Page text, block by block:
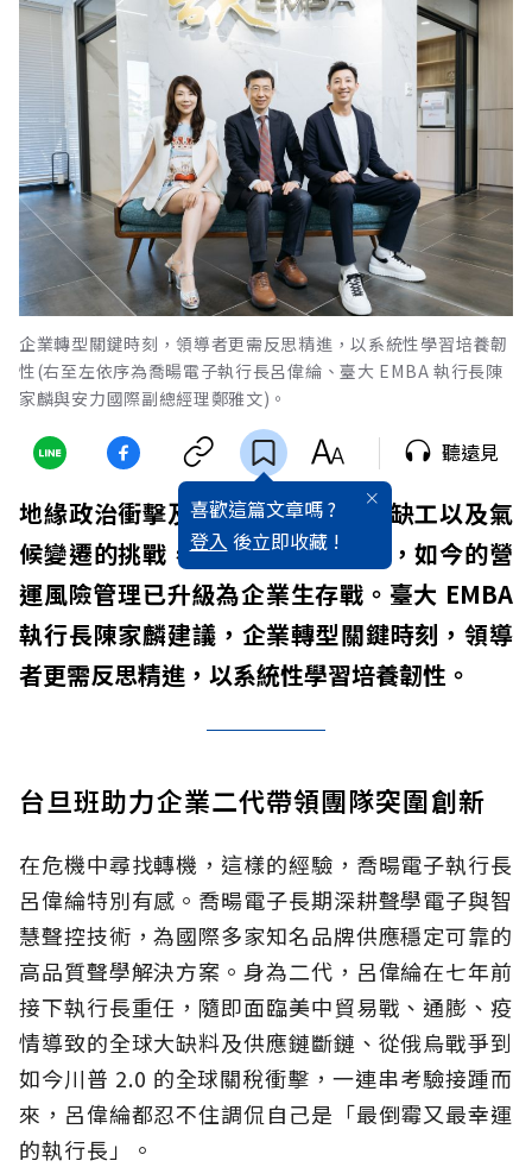
企業轉型關鍵時刻，領導者更需反思精進，以系統性學習培養韌
性(右至左依序為喬暘電子執行長呂偉綸、臺大 EMBA 執行長陳
家麟與安力國際副總經理鄭雅文)。
喜歡這篇文章嗎 ?
登入 後立即收藏 !
聽遠見
地緣政治衝擊及技術變革，再加上缺工以及氣
候變遷的挑戰，讓不少領導者感嘆，如今的營
運風險管理已升級為企業生存戰。臺大 EMBA
執行長陳家麟建議，企業轉型關鍵時刻，領導
者更需反思精進，以系統性學習培養韌性。
台旦班助力企業二代帶領團隊突圍創新
在危機中尋找轉機，這樣的經驗，喬暘電子執行長
呂偉綸特別有感。喬暘電子長期深耕聲學電子與智
慧聲控技術，為國際多家知名品牌供應穩定可靠的
高品質聲學解決方案。身為二代，呂偉綸在七年前
接下執行長重任，隨即面臨美中貿易戰、通膨、疫
情導致的全球大缺料及供應鏈斷鏈、從俄烏戰爭到
如今川普 2.0 的全球關稅衝擊，一連串考驗接踵而
來，呂偉綸都忍不住調侃自己是「最倒霉又最幸運
的執行長」。